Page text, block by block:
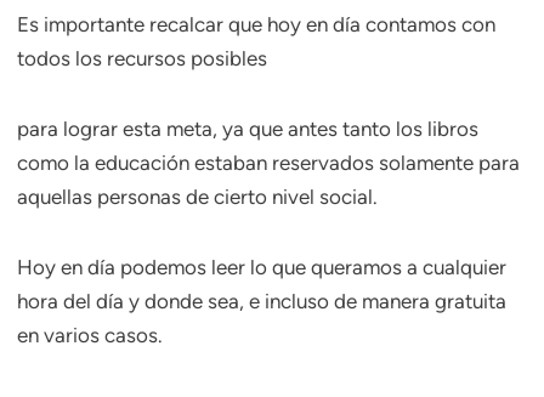
Es importante recalcar que hoy en día contamos con
todos los recursos posibles
para lograr esta meta, ya que antes tanto los libros
como la educación estaban reservados solamente para
aquellas personas de cierto nivel social.
Hoy en día podemos leer lo que queramos a cualquier
hora del día y donde sea, e incluso de manera gratuita
en varios casos.